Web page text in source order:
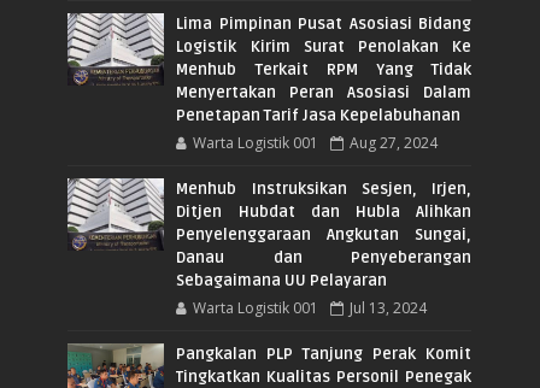
Lima Pimpinan Pusat Asosiasi Bidang
Logistik Kirim Surat Penolakan Ke
Menhub Terkait RPM Yang Tidak
Menyertakan Peran Asosiasi Dalam
Penetapan Tarif Jasa Kepelabuhanan
Warta Logistik 001 Aug 27, 2024
Menhub Instruksikan Sesjen, Irjen,
Ditjen Hubdat dan Hubla Alihkan
Penyelenggaraan Angkutan Sungai,
Danau dan Penyeberangan
Sebagaimana UU Pelayaran
Warta Logistik 001 Jul 13, 2024
Pangkalan PLP Tanjung Perak Komit
Tingkatkan Kualitas Personil Penegak